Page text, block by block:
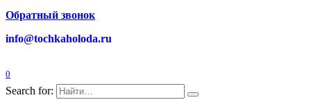
Обратный звонок
info@tochkaholoda.ru
0
Search for: